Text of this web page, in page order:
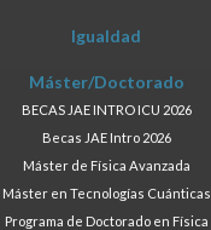
Igualdad
Máster/Doctorado
BECAS JAE INTRO ICU 2026
Becas JAE Intro 2026
Máster de Física Avanzada
Máster en Tecnologías Cuánticas
Programa de Doctorado en Física